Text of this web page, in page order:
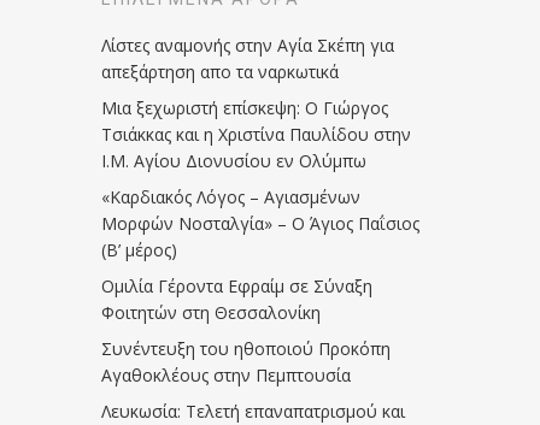
Λίστες αναμονής στην Αγία Σκέπη για
απεξάρτηση απο τα ναρκωτικά
Μια ξεχωριστή επίσκεψη: Ο Γιώργος
Τσιάκκας και η Χριστίνα Παυλίδου στην
Ι.Μ. Αγίου Διονυσίου εν Ολύμπω
«Καρδιακός Λόγος – Αγιασμένων
Μορφών Νοσταλγία» – Ο Άγιος Παΐσιος
(Β’ μέρος)
Ομιλία Γέροντα Εφραίμ σε Σύναξη
Φοιτητών στη Θεσσαλονίκη
Συνέντευξη του ηθοποιού Προκόπη
Αγαθοκλέους στην Πεμπτουσία
Λευκωσία: Τελετή επαναπατρισμού και